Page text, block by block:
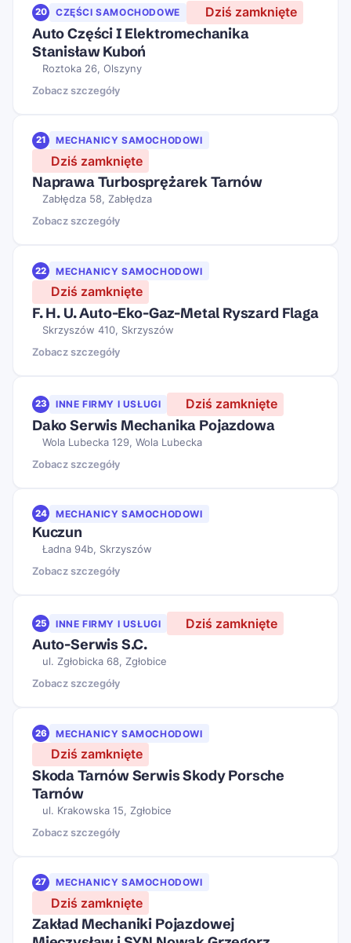
20 CZĘŚCI SAMOCHODOWE Dziś zamknięte
Auto Części I Elektromechanika
Stanisław Kuboń
Roztoka 26, Olszyny
Zobacz szczegóły
21 MECHANICY SAMOCHODOWI
Dziś zamknięte
Naprawa Turbosprężarek Tarnów
Zabłędza 58, Zabłędza
Zobacz szczegóły
22 MECHANICY SAMOCHODOWI
Dziś zamknięte
F. H. U. Auto-Eko-Gaz-Metal Ryszard Flaga
Skrzyszów 410, Skrzyszów
Zobacz szczegóły
23 INNE FIRMY I USŁUGI Dziś zamknięte
Dako Serwis Mechanika Pojazdowa
Wola Lubecka 129, Wola Lubecka
Zobacz szczegóły
24 MECHANICY SAMOCHODOWI
Kuczun
Ładna 94b, Skrzyszów
Zobacz szczegóły
25 INNE FIRMY I USŁUGI Dziś zamknięte
Auto-Serwis S.C.
ul. Zgłobicka 68, Zgłobice
Zobacz szczegóły
26 MECHANICY SAMOCHODOWI
Dziś zamknięte
Skoda Tarnów Serwis Skody Porsche
Tarnów
ul. Krakowska 15, Zgłobice
Zobacz szczegóły
27 MECHANICY SAMOCHODOWI
Dziś zamknięte
Zakład Mechaniki Pojazdowej